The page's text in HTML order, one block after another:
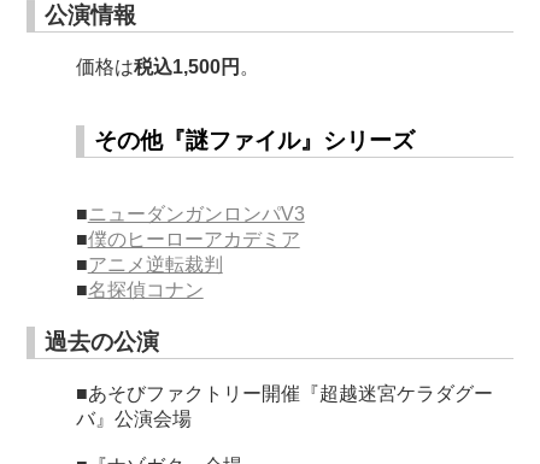
公演情報
価格は税込1,500円 。
その他『謎ファイル』シリーズ
■ニューダンガンロンパV3
■僕のヒーローアカデミア
■アニメ逆転裁判
■名探偵コナン
過去の公演
■あそびファクトリー開催『超越迷宮ケラダグー
バ』公演会場